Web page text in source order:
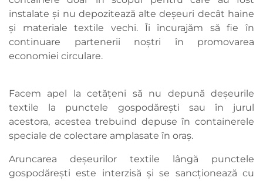
instalate și nu depozitează alte deșeuri decât haine
și materiale textile vechi. Îi încurajăm să fie în
continuare partenerii noștri în promovarea
economiei circulare.
Facem apel la cetățeni să nu depună deșeurile
textile la punctele gospodărești sau în jurul
acestora, acestea trebuind depuse în containerele
speciale de colectare amplasate în oraș.
Aruncarea deșeurilor textile lângă punctele
gospodărești este interzisă și se sancționează cu